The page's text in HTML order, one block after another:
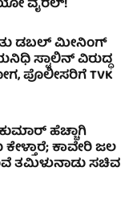
ವೈರಲ್!
ಡಬಲ್ ಮೀನಿಂಗ್
ಸ್ಟಾಲಿನ್ ವಿರುದ್ಧ
ಪೊಲೀಸರಿಗೆ TVK
ಹೆಚ್ಚಾಗಿ
ಕಾವೇರಿ ಜಲ
ತಮಿಳುನಾಡು ಸಚಿವ